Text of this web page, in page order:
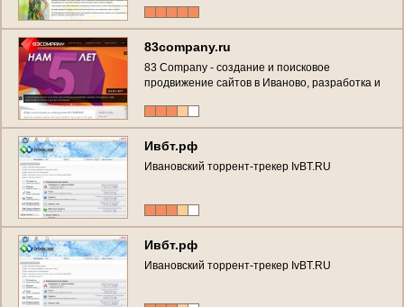
Проезд, 4, тел.: 8-961-249-4408 Доставка
транспортными компаниями. Работаем со
83company.ru
83 Company - создание и поисковое
продвижение сайтов в Иваново, разработка и
Ивбт.рф
Ивановский торрент-трекер IvBT.RU
Ивбт.рф
Ивановский торрент-трекер IvBT.RU